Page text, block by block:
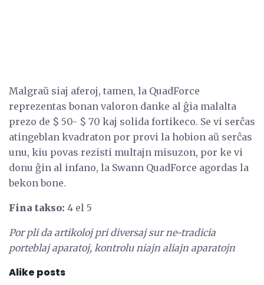
Malgraŭ siaj aferoj, tamen, la QuadForce
reprezentas bonan valoron danke al ĝia malalta
prezo de $ 50- $ 70 kaj solida fortikeco. Se vi serĉas
atingeblan kvadraton por provi la hobion aŭ serĉas
unu, kiu povas rezisti multajn misuzon, por ke vi
donu ĝin al infano, la Swann QuadForce agordas la
bekon bone.
Fina takso: 4 el 5
Por pli da artikoloj pri diversaj sur ne-tradicia
porteblaj aparatoj, kontrolu niajn aliajn aparatojn
Alike posts